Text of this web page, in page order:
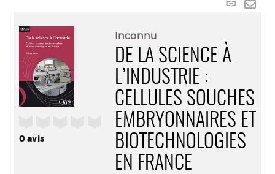
0avis
Inconnu
DE LA SCIENCE À
L’INDUSTRIE :
CELLULES SOUCHES
EMBRYONNAIRES ET
BIOTECHNOLOGIES
EN FRANCE